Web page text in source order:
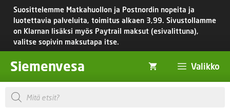
Siirry
sisältöön
Suosittelemme Matkahuollon ja Postnordin nopeita ja
luotettavia palveluita, toimitus alkaen 3,99. Sivustollamme
on Klarnan lisäksi myös Paytrail maksut (esivalittuna),
valitse sopivin maksutapa itse.
Siemenvesa Valikko
Products
search